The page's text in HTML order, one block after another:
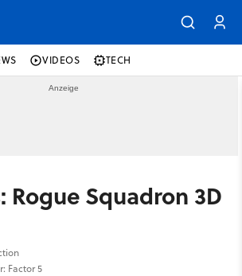
VIDEOS TECH
Rogue Squadron 3D
Factor 5